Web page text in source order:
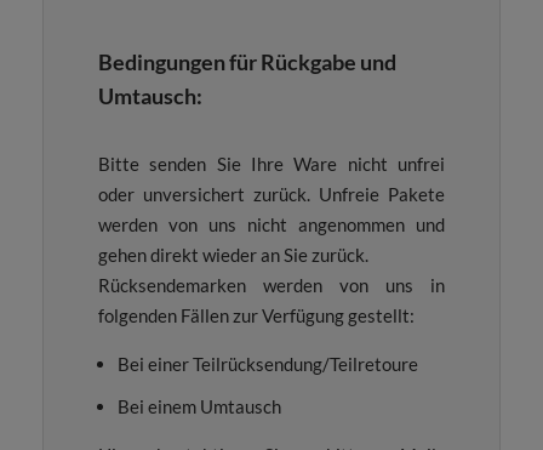
Bedingungen für Rückgabe und
Umtausch:
Bitte senden Sie Ihre Ware nicht unfrei
oder unversichert zurück. Unfreie Pakete
werden von uns nicht angenommen und
gehen direkt wieder an Sie zurück.
Rücksendemarken werden von uns in
folgenden Fällen zur Verfügung gestellt:
Bei einer Teilrücksendung/Teilretoure
Bei einem Umtausch